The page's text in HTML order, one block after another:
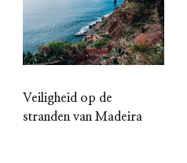
Veiligheid op de
stranden van Madeira